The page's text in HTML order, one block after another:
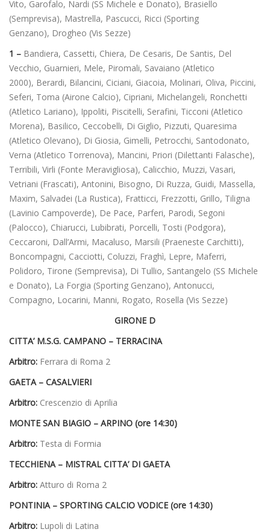
Vito, Garofalo, Nardi (SS Michele e Donato), Brasiello
(Semprevisa), Mastrella, Pascucci, Ricci (Sporting
Genzano), Drogheo (Vis Sezze)
1 – Bandiera, Cassetti, Chiera, De Cesaris, De Santis, Del
Vecchio, Guarnieri, Mele, Piromali, Savaiano (Atletico
2000), Berardi, Bilancini, Ciciani, Giacoia, Molinari, Oliva, Piccini,
Seferi, Toma (Airone Calcio), Cipriani, Michelangeli, Ronchetti
(Atletico Lariano), Ippoliti, Piscitelli, Serafini, Ticconi (Atletico
Morena), Basilico, Ceccobelli, Di Giglio, Pizzuti, Quaresima
(Atletico Olevano), Di Giosia, Gimelli, Petrocchi, Santodonato,
Verna (Atletico Torrenova), Mancini, Priori (Dilettanti Falasche),
Terribili, Virli (Fonte Meravigliosa), Calicchio, Muzzi, Vasari,
Vetriani (Frascati), Antonini, Bisogno, Di Ruzza, Guidi, Massella,
Maxim, Salvadei (La Rustica), Fratticci, Frezzotti, Grillo, Tiligna
(Lavinio Campoverde), De Pace, Parferi, Parodi, Segoni
(Palocco), Chiarucci, Lubibrati, Porcelli, Tosti (Podgora),
Ceccaroni, Dall’Armi, Macaluso, Marsili (Praeneste Carchitti),
Boncompagni, Cacciotti, Coluzzi, Fraghì, Lepre, Maferri,
Polidoro, Tirone (Semprevisa), Di Tullio, Santangelo (SS Michele
e Donato), La Forgia (Sporting Genzano), Antonucci,
Compagno, Locarini, Manni, Rogato, Rosella (Vis Sezze)
GIRONE D
CITTA’ M.S.G. CAMPANO – TERRACINA
Arbitro: Ferrara di Roma 2
GAETA – CASALVIERI
Arbitro: Crescenzio di Aprilia
MONTE SAN BIAGIO – ARPINO (ore 14:30)
Arbitro: Testa di Formia
TECCHIENA – MISTRAL CITTA’ DI GAETA
Arbitro: Atturo di Roma 2
PONTINIA – SPORTING CALCIO VODICE (ore 14:30)
Arbitro: Lupoli di Latina